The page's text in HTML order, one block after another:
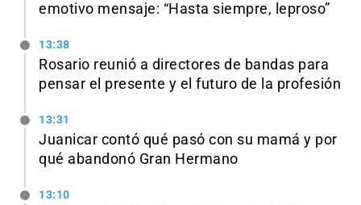
emotivo mensaje: “Hasta siempre, leproso”
13:38
Rosario reunió a directores de bandas para
pensar el presente y el futuro de la profesión
13:31
Juanicar contó qué pasó con su mamá y por
qué abandonó Gran Hermano
13:10